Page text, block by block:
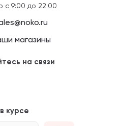
с 9:00 до 22:00
магазины
на связи
курсе